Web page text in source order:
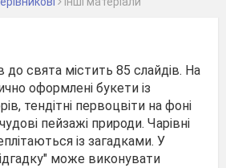
до свята містить 85 слайдів. На
оформлені букети із
тендітні первоцвіти на фоні
пейзажі природи. Чарівні
із загадками. У
може виконувати